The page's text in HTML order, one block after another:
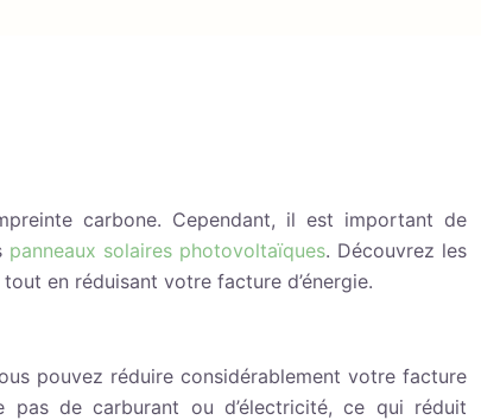
carbone. Cependant, il est important de
panneaux solaires photovoltaïques. Découvrez les
en réduisant votre facture d’énergie.
pouvez réduire considérablement votre facture
pas de carburant ou d’électricité, ce qui réduit